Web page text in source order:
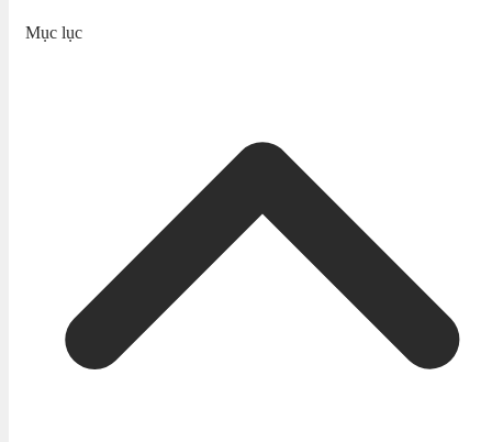
Mục lục